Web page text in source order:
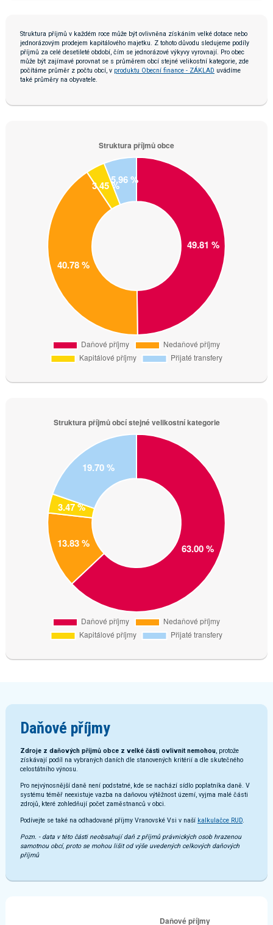
Struktura příjmů v každém roce může být ovlivněna získáním velké dotace nebo
jednorázovým prodejem kapitálového majetku. Z tohoto důvodu sledujeme podíly
příjmů za celé desetileté období, čím se jednorázové výkyvy vyrovnají. Pro obec
může být zajímavé porovnat se s průměrem obcí stejné velikostní kategorie, zde
počítáme průměr z počtu obcí, v produktu Obecní finance - ZÁKLAD uvádíme
také průměry na obyvatele.
Daňové příjmy
Zdroje z daňových příjmů obce z velké části ovlivnit nemohou , protože
získávají podíl na vybraných daních dle stanovených kritérií a dle skutečného
celostátního výnosu.
Pro nejvýnosnější daně není podstatné, kde se nachází sídlo poplatníka daně. V
systému téměř neexistuje vazba na daňovou výtěžnost území, vyjma malé části
zdrojů, které zohledňují počet zaměstnanců v obci.
Podívejte se také na odhadované příjmy Vranovské Vsi v naší kalkulačce RUD
Pozn. - data v této části neobsahují daň z příjmů právnických osob hrazenou
samotnou obcí, proto se mohou lišit od výše uvedených celkových daňových
příjmů